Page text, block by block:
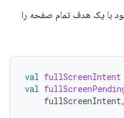
با یک هدف تمام صفحه را
val fullScreenIntent
val
fullScreenIntent,